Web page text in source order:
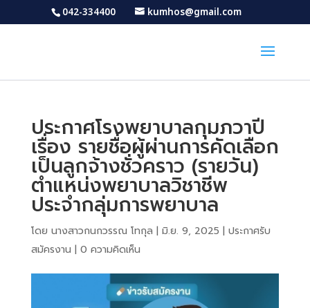
042-334400 kumhos@gmail.com
ประกาศโรงพยาบาลกุมภวาปี
เรื่อง รายชื่อผู้ผ่านการคัดเลือก
เป็นลูกจ้างชั่วคราว (รายวัน)
ตำแหน่งพยาบาลวิชาชีพ
ประจำกลุ่มการพยาบาล
โดย นางสาวกนกวรรณ โทกุล | มิ.ย. 9, 2025 | ประกาศรับ
สมัครงาน | 0 ความคิดเห็น